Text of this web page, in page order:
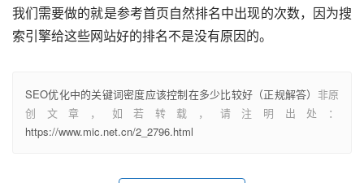
我们需要做的就是参考首页自然排名中出现的次数，因为搜
索引擎给这些网站好的排名不是没有原因的。
SEO优化中的关键词密度应该控制在多少比较好（正规解答） 非原
创文章，如若转载，请注明出处：
https://www.mic.net.cn/2_2796.html